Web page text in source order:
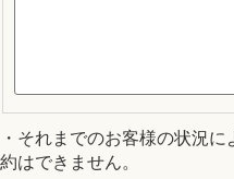
・それまでのお客様の状況
約はできません。